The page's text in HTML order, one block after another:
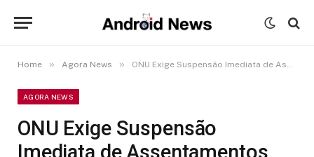
Home » Agora News » ONU Exige Suspensão Imediata de Assentamentos Israelenses Após Deslocamento Massivo na Cisjordânia
AGORA NEWS
ONU Exige Suspensão
Imediata de Assentamentos